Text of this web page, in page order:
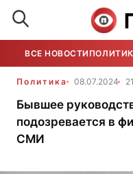
ВСЕ НОВОСТИ
Политика 08.07.2024
Бывшее
подозревается в
СМИ